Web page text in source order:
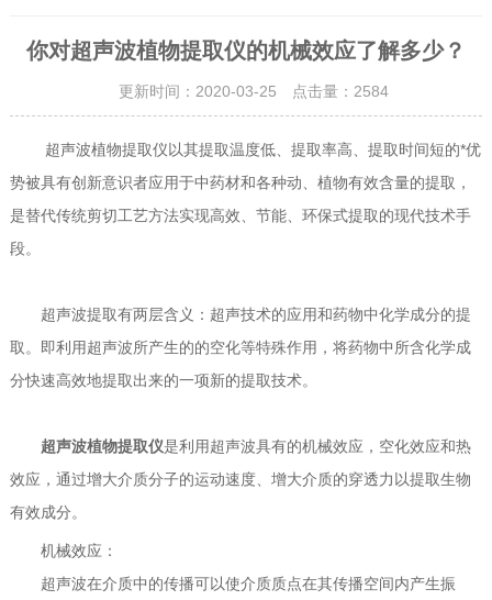
你对超声波植物提取仪的机械效应了解多少？
更新时间：2020-03-25 点击量： 2584
超声波植物提取仪以其提取温度低、提取率高、提取时间短的*优
势被具有创新意识者应用于中药材和各种动、植物有效含量的提取，
是替代传统剪切工艺方法实现高效、节能、环保式提取的现代技术手
段。
超声波提取有两层含义：超声技术的应用和药物中化学成分的提
取。即利用超声波所产生的的空化等特殊作用，将药物中所含化学成
分快速高效地提取出来的一项新的提取技术。
超声波植物提取仪是利用超声波具有的机械效应，空化效应和热
效应，通过增大介质分子的运动速度、增大介质的穿透力以提取生物
有效成分。
机械效应：
超声波在介质中的传播可以使介质质点在其传播空间内产生振